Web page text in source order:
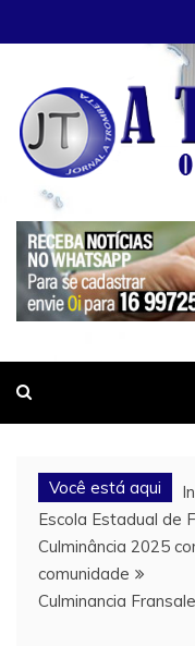
to
JORNAL A
O Nome da Notícia
Você está aqui
Escola Estadual de
Culminância 2025
comunidade
Culminancia